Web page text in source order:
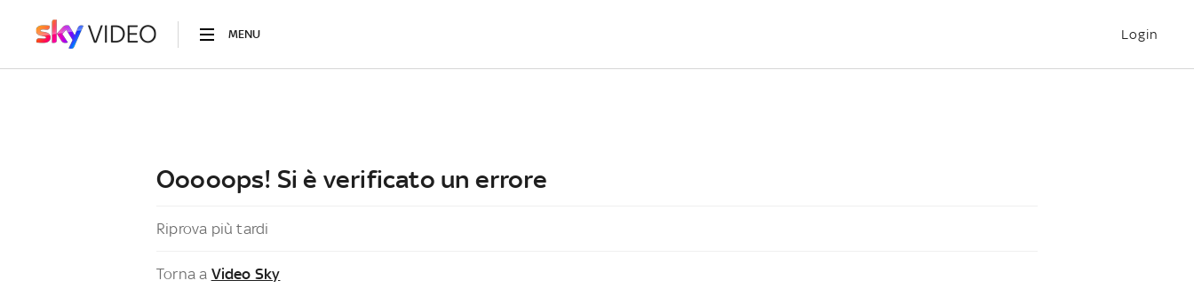
MENU Login
Ooooops! Si è verificato un errore
Riprova più tardi
Torna a Video Sky